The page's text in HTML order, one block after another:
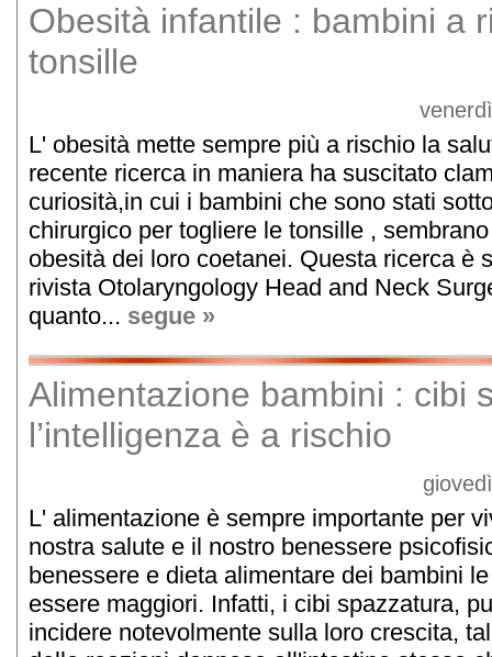
Obesità infantile : bambini a
tonsille
L' obesità mette sempre più a rischio la
recente ricerca in maniera ha suscitato
curiosità,in cui i bambini che sono stati
chirurgico per togliere le tonsille ,
obesità dei loro coetanei. Questa ricerca è
rivista Otolaryngology Head and Neck
quanto... segue »
Alimentazione bambini : cibi
l’intelligenza è a rischio
L' alimentazione è sempre importante per
nostra salute e il nostro benessere
benessere e dieta alimentare dei bambini
essere maggiori. Infatti, i cibi spazzatura,
incidere notevolmente sulla loro crescita,